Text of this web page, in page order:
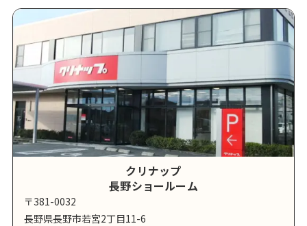
クリナップ
長野ショールーム
〒381-0032
長野県長野市若宮2丁目11-6